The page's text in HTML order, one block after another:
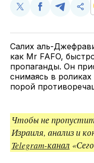
Поделиться
Twitter
Поделиться
Facebook
Салих аль-
как Mr FAFO,
пропаганды. Он
снимаясь в
порой
Чтобы не
Израиля, анализ и
Telegram-канал